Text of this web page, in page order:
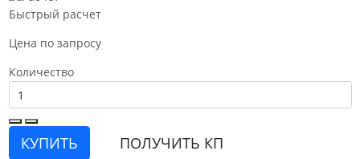
Быстрый расчет
Цена по запросу
Количество
КУПИТЬ ПОЛУЧИТЬ КП